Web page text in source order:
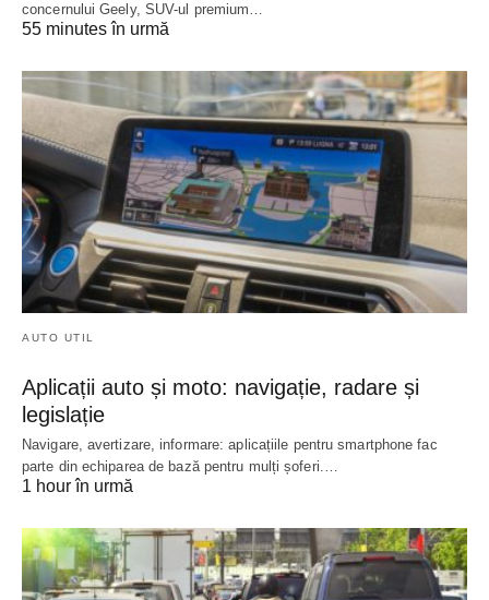
concernului Geely, SUV-ul premium…
55 minutes în urmă
AUTO UTIL
Aplicații auto și moto: navigație, radare și
legislație
Navigare, avertizare, informare: aplicațiile pentru smartphone fac
parte din echiparea de bază pentru mulți șoferi.…
1 hour în urmă